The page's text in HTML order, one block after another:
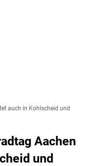
auch in Kohlscheid und
Aachen
und